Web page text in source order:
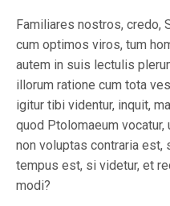
Familiares nostros, credo,
cum optimos viros, tum
autem in suis lectulis
illorum ratione cum tota
igitur tibi videntur, inquit,
quod Ptolomaeum vocatur,
non voluptas contraria est,
tempus est, si videtur, et
modi?